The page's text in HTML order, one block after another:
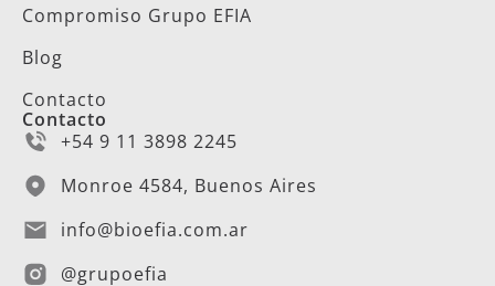
Compromiso Grupo EFIA
Blog
Contacto
Contacto
+54 9 11 3898 2245
Monroe 4584, Buenos Aires
info@bioefia.com.ar
@grupoefia